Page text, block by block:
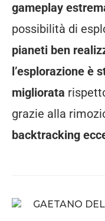
gameplay
possibilità di
pianeti ben
l’esplorazione è
migliorata
grazie alla
backtracking
GAETANO